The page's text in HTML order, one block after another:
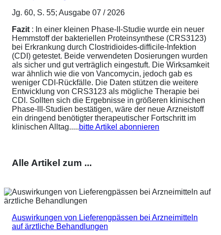
Jg. 60, S. 55; Ausgabe 07 / 2026
Fazit : In einer kleinen Phase-II-Studie wurde ein neuer
Hemmstoff der bakteriellen Proteinsynthese (CRS3123)
bei Erkrankung durch Clostridioides-difficile-Infektion
(CDI) getestet. Beide verwendeten Dosierungen wurden
als sicher und gut verträglich eingestuft. Die Wirksamkeit
war ähnlich wie die von Vancomycin, jedoch gab es
weniger CDI-Rückfälle. Die Daten stützen die weitere
Entwicklung von CRS3123 als mögliche Therapie bei
CDI. Sollten sich die Ergebnisse in größeren klinischen
Phase-III-Studien bestätigen, wäre der neue Arzneistoff
ein dringend benötigter therapeutischer Fortschritt im
klinischen Alltag.....bitte Artikel abonnieren
Alle Artikel zum ...
Auswirkungen von Lieferengpässen bei Arzneimitteln
auf ärztliche Behandlungen